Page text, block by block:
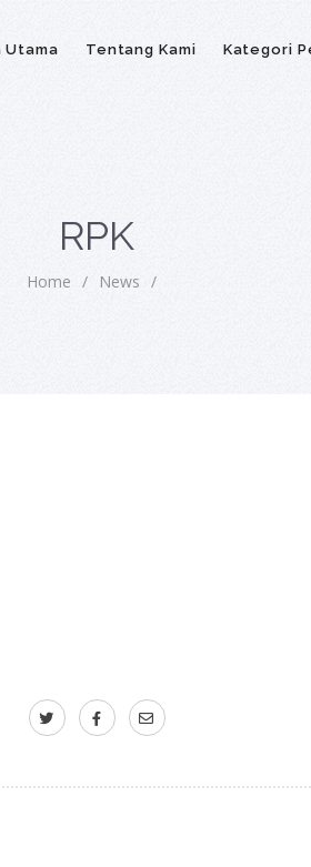
Utama Tentang Kami Kategori
RPK
Home / News /